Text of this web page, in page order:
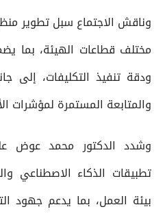
وناقش الاجتماع سبل تطوير
مختلف قطاعات الهيئة، بما
ودقة تنفيذ التكليفات، إلى
والمتابعة المستمرة لمؤشرات
وشدد الدكتور محمد عوض
تطبيقات الذكاء الاصطناعي
بيئة العمل، بما يدعم جهود